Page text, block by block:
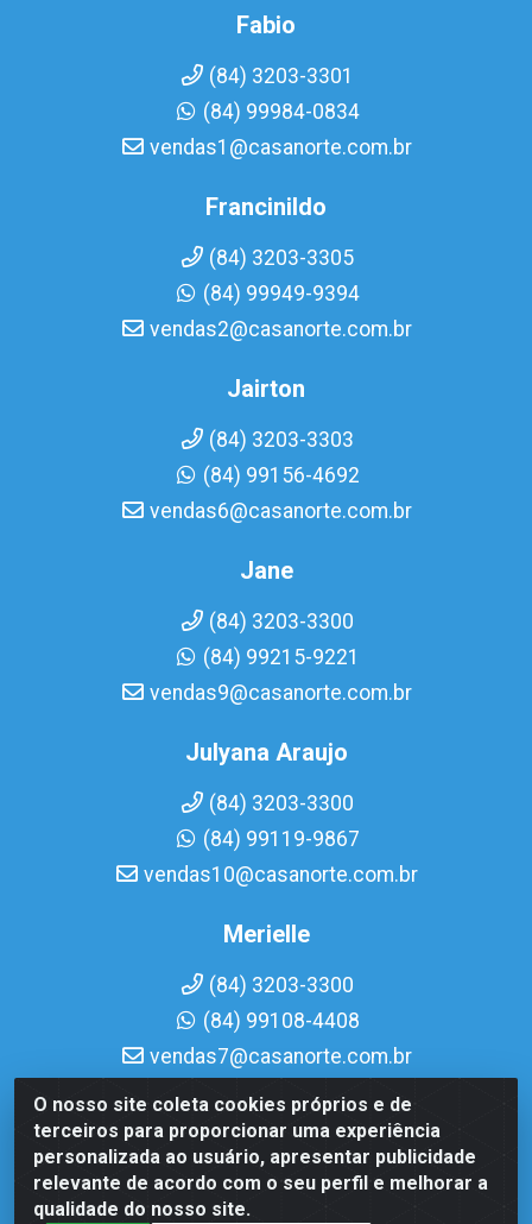
O nosso site coleta cookies próprios e de
terceiros para proporcionar uma experiência
personalizada ao usuário, apresentar publicidade
relevante de acordo com o seu perfil e melhorar a
qualidade do nosso site.
Fabio
(84) 3203-3301
(84) 99984-0834
vendas1@casanorte.com.br
Francinildo
(84) 3203-3305
(84) 99949-9394
vendas2@casanorte.com.br
Jairton
(84) 3203-3303
(84) 99156-4692
vendas6@casanorte.com.br
Jane
(84) 3203-3300
(84) 99215-9221
vendas9@casanorte.com.br
Julyana Araujo
(84) 3203-3300
(84) 99119-9867
vendas10@casanorte.com.br
Merielle
(84) 3203-3300
(84) 99108-4408
vendas7@casanorte.com.br
Casa Norte LTDA - Av. Interventor Mário Câmara, 1815 -
Dix-Sept Rosado, Natal/RN - CEP 59054-600 - CNPJ
08.713.513/0001-51